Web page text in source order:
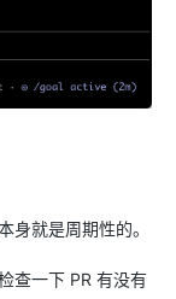
身就是周期性的。
查一下 PR 有没有